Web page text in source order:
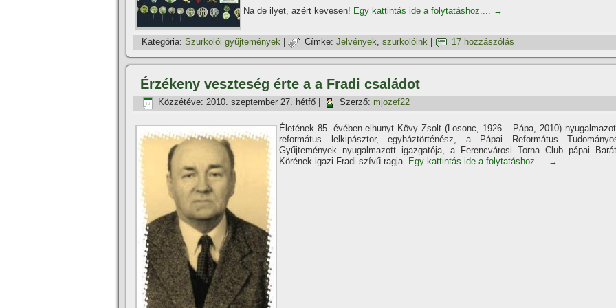
Na de ilyet, azért kevesen! Egy kattintás ide a folytatáshoz.... →
Kategória: Szurkolói gyűjtemények Címke: Jelvények, szurkolóink 17 hozzászólás
Érzékeny veszteség érte a a Fradi családot
Közzétéve: 2010. szeptember 27. hétfő Szerző: mjozef22
Életének 85. évében elhunyt Kövy Zsolt (Losonc, 1926 – Pápa, 2010)
református lelkipásztor, egyháztörténész, a Pápai Református
Gyűjtemények nyugalmazott igazgatója, a Ferencvárosi Torna Club pápai
Körének igazi Fradi szí­vű ragja. Egy kattintás ide a folytatáshoz.... →